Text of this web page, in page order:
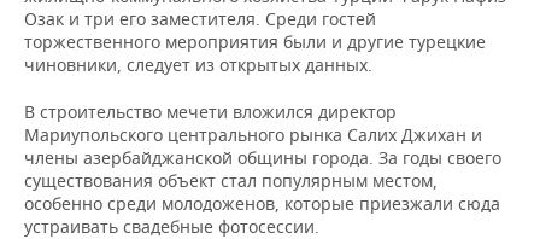
Озак и три его заместителя. Среди гостей
торжественного мероприятия были и другие турецкие
чиновники, следует из открытых данных.
В строительство мечети вложился директор
Мариупольского центрального рынка Салих Джихан и
члены азербайджанской общины города. За годы своего
существования объект стал популярным местом,
особенно среди молодоженов, которые приезжали сюда
устраивать свадебные фотосессии.